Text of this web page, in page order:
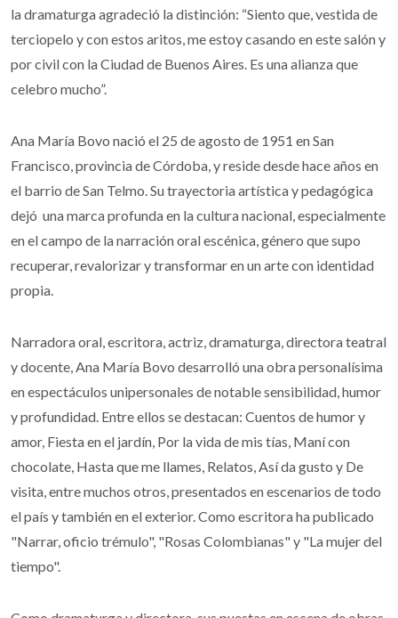
la dramaturga agradeció la distinción: “Siento que, vestida de
terciopelo y con estos aritos, me estoy casando en este salón y
por civil con la Ciudad de Buenos Aires. Es una alianza que
celebro mucho”.
Ana María Bovo nació el 25 de agosto de 1951 en San
Francisco, provincia de Córdoba, y reside desde hace años en
el barrio de San Telmo. Su trayectoria artística y pedagógica
dejó una marca profunda en la cultura nacional, especialmente
en el campo de la narración oral escénica, género que supo
recuperar, revalorizar y transformar en un arte con identidad
propia.
Narradora oral, escritora, actriz, dramaturga, directora teatral
y docente, Ana María Bovo desarrolló una obra personalísima
en espectáculos unipersonales de notable sensibilidad, humor
y profundidad. Entre ellos se destacan: Cuentos de humor y
amor, Fiesta en el jardín, Por la vida de mis tías, Maní con
chocolate, Hasta que me llames, Relatos, Así da gusto y De
visita, entre muchos otros, presentados en escenarios de todo
el país y también en el exterior. Como escritora ha publicado
"Narrar, oficio trémulo", "Rosas Colombianas" y "La mujer del
tiempo".